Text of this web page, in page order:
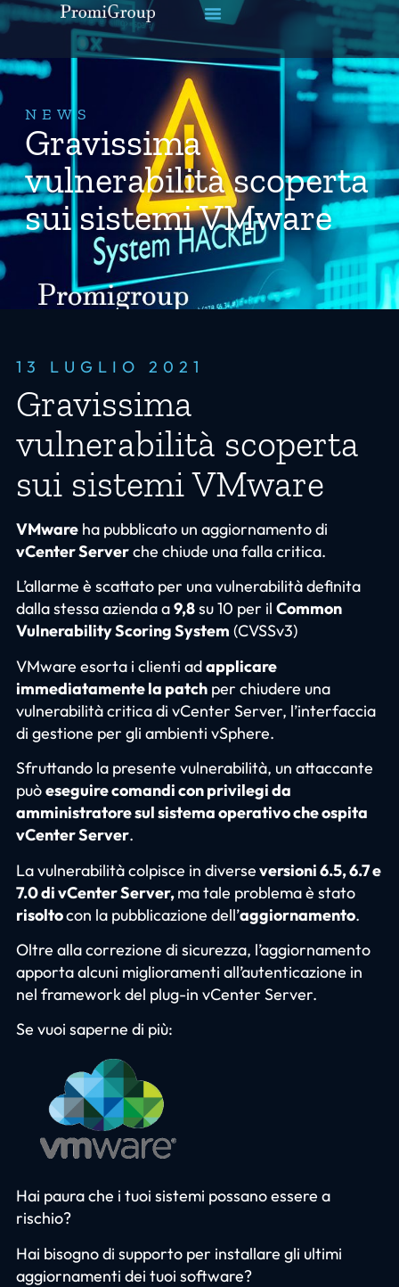
NEWS
Gravissima
vulnerabilità scoperta
sui sistemi VMware
13 LUGLIO 2021
Gravissima
vulnerabilità scoperta
sui sistemi VMware
VMware ha pubblicato un aggiornamento di
vCenter Serverche chiude una falla critica.
L’allarme è scattato per una vulnerabilità definita
dalla stessa azienda a9,8su 10 per il Common
Vulnerability Scoring System (CVSSv3)
VMware esorta i clienti adapplicare
immediatamente la patch per chiudere una
vulnerabilità critica di vCenter Server, l’interfaccia
di gestione per gli ambienti vSphere.
Sfruttando la presente vulnerabilità, un attaccante
puòeseguire comandi con privilegi da
amministratore sul sistema operativo che ospita
vCenter Server.
La vulnerabilità colpisce in diverseversioni 6.5, 6.7 e
7.0 di vCenter Server,ma tale problema è stato
risoltocon la pubblicazione dell’aggiornamento.
Oltre alla correzione di sicurezza, l’aggiornamento
apporta alcuni miglioramenti all’autenticazione in
nel framework del plug-in vCenter Server.
Se vuoi saperne di più:
Hai paura che i tuoi sistemi possano essere a
rischio?
Hai bisogno di supporto per installare gli ultimi
aggiornamenti dei tuoi software?